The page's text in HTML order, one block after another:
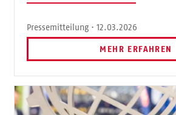
Pressemitteilung · 12.03.2026
MEHR ERFAHREN